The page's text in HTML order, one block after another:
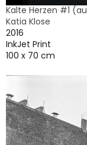
Kalte Herzen #1
Katia Klose
2016
InkJet Print
100 x 70 cm